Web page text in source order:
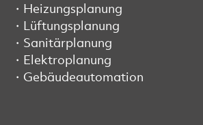
Heizungsplanung
Lüftungsplanung
Sanitärplanung
Elektroplanung
Gebäudeautomation